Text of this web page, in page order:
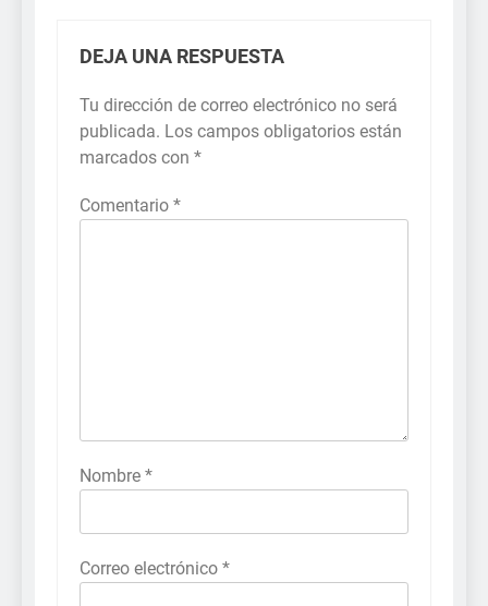
DEJA UNA RESPUESTA
Tu dirección de correo electrónico no será
publicada. Los campos obligatorios están
marcados con *
Comentario *
Nombre *
Correo electrónico *